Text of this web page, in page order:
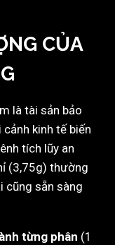
CỦA
là tài sản bảo
kinh tế biến
tích lũy an
(3,75g) thường
cũng sẵn sàng
từng phân (1